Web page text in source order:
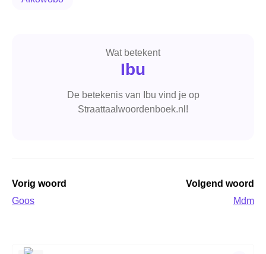
Wat betekent
Ibu
De betekenis van Ibu vind je op
Straattaalwoordenboek.nl!
Vorig woord
Goos
Volgend woord
Mdm